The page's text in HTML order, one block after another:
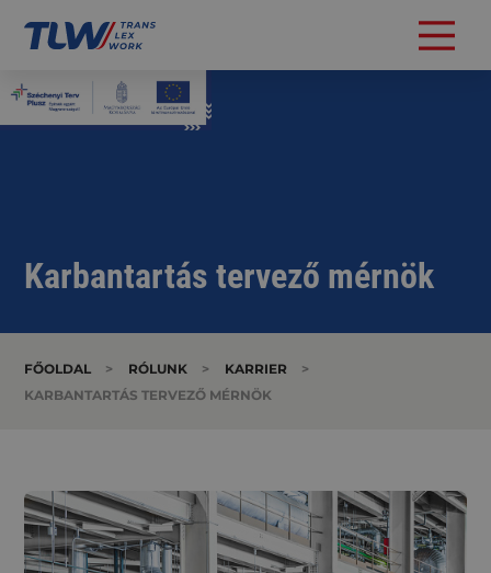
Karbantartás tervező mérnök
FŐOLDAL > RÓLUNK > KARRIER
>
KARBANTARTÁS TERVEZŐ MÉRNÖK